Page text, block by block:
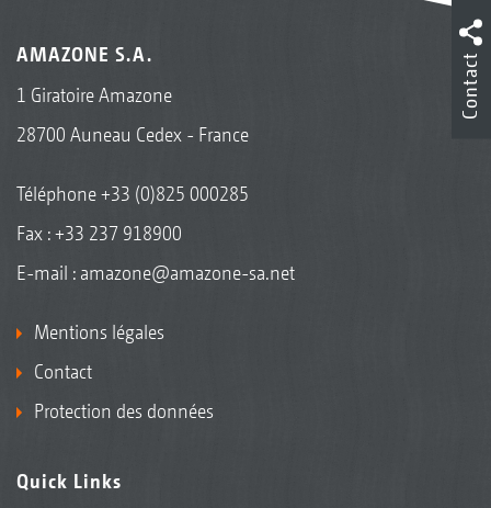
AMAZONE S.A.
1 Giratoire Amazone
28700 Auneau Cedex - France
Téléphone+33 (0)825 000285
Fax : +33 237 918900
E-mail : amazone@amazone-sa.net
Mentions légales
Contact
Protection des données
Quick Links
Contact